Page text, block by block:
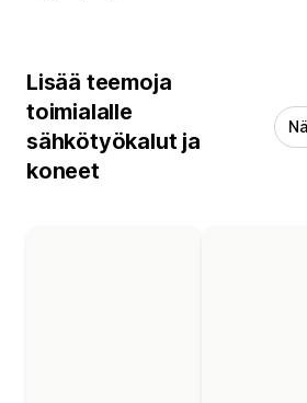
Lisää teemoja
toimialalle
sähkötyökalut ja
koneet